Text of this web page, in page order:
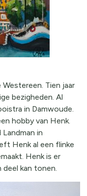
Tien jaar
bezigheden. Al
in Damwoude.
hobby van Henk.
in
Henk al een flinke
Henk is er
kan tonen.